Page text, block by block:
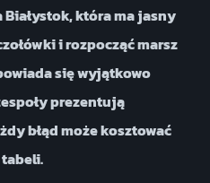
która ma jasny
i rozpocząć marsz
się wyjątkowo
prezentują
błąd może kosztować